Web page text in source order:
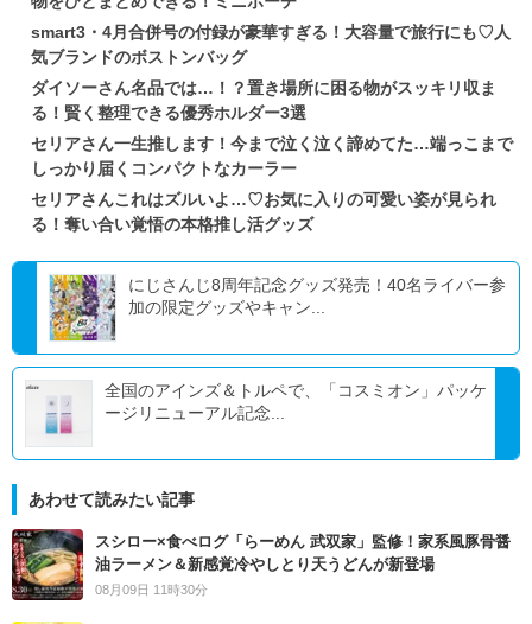
smart3・4月合併号の付録が豪華すぎる！大容量で旅行にも♡人
気ブランドのボストンバッグ
ダイソーさん名品では…！？置き場所に困る物がスッキリ収ま
る！賢く整理できる優秀ホルダー3選
セリアさん一生推します！今まで泣く泣く諦めてた…端っこまで
しっかり届くコンパクトなカーラー
セリアさんこれはズルいよ…♡お気に入りの可愛い姿が見られ
る！奪い合い覚悟の本格推し活グッズ
にじさんじ8周年記念グッズ発売！40名ライバー参
加の限定グッズやキャン...
全国のアインズ＆トルペで、「コスミオン」パッケ
ージリニューアル記念...
あわせて読みたい記事
スシロー×食べログ「らーめん 武双家」監修！家系風豚骨醤
油ラーメン＆新感覚冷やしとり天うどんが新登場
08月09日 11時30分